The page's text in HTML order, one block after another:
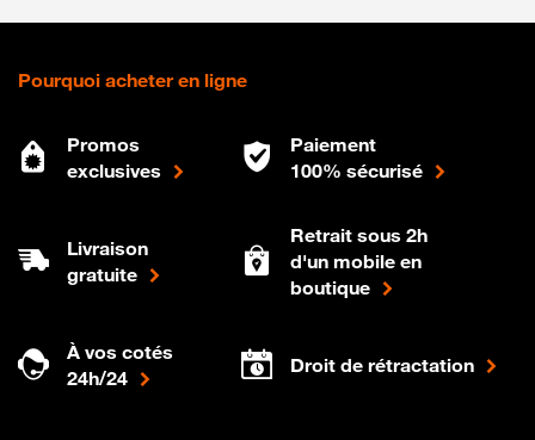
Pourquoi acheter en ligne
Promos
exclusives
Paiement
100% sécurisé
Livraison
gratuite
Retrait sous 2h
d'un mobile en
boutique
À vos cotés
24h/24
Droit de rétractation